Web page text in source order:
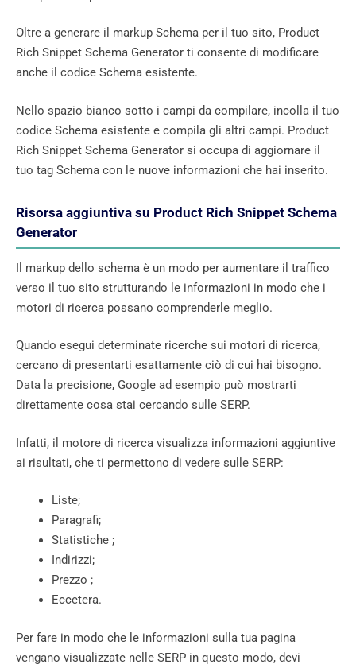
Oltre a generare il markup Schema per il tuo sito, Product
Rich Snippet Schema Generator ti consente di modificare
anche il codice Schema esistente.
Nello spazio bianco sotto i campi da compilare, incolla il tuo
codice Schema esistente e compila gli altri campi. Product
Rich Snippet Schema Generator si occupa di aggiornare il
tuo tag Schema con le nuove informazioni che hai inserito.
Risorsa aggiuntiva su Product Rich Snippet Schema
Generator
Il markup dello schema è un modo per aumentare il traffico
verso il tuo sito strutturando le informazioni in modo che i
motori di ricerca possano comprenderle meglio.
Quando esegui determinate ricerche sui motori di ricerca,
cercano di presentarti esattamente ciò di cui hai bisogno.
Data la precisione, Google ad esempio può mostrarti
direttamente cosa stai cercando sulle SERP.
Infatti, il motore di ricerca visualizza informazioni aggiuntive
ai risultati, che ti permettono di vedere sulle SERP:
Liste;
Paragrafi;
Statistiche ;
Indirizzi;
Prezzo ;
Eccetera.
Per fare in modo che le informazioni sulla tua pagina
vengano visualizzate nelle SERP in questo modo, devi